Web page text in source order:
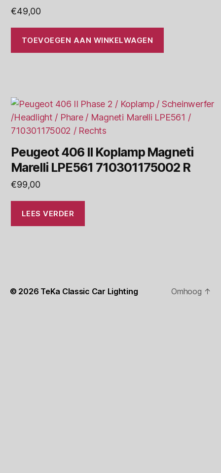
€49,00
TOEVOEGEN AAN WINKELWAGEN
Peugeot 406 II Koplamp Magneti
Marelli LPE561 710301175002 R
€99,00
LEES VERDER
© 2026 TeKa Classic Car Lighting Omhoog ↑